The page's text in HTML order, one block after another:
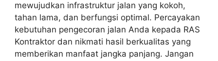
mewujudkan infrastruktur jalan yang kokoh,
tahan lama, dan berfungsi optimal. Percayakan
kebutuhan pengecoran jalan Anda kepada RAS
Kontraktor dan nikmati hasil berkualitas yang
memberikan manfaat jangka panjang. Jangan